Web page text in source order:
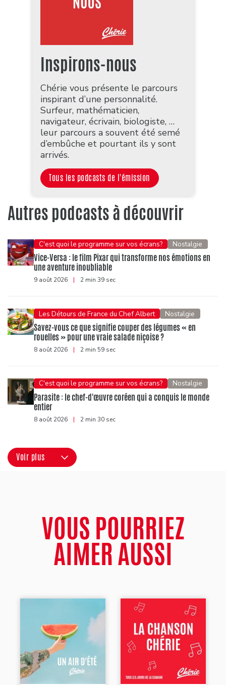
Inspirons-nous
Chérie vous présente le parcours
inspirant d’une personnalité.
Surfeur, mathématicien,
navigateur, écrivain, biologiste, …
leur parcours a souvent été semé
d’embûche et pourtant ils y sont
arrivés.
Tous les podcasts de l'émission
Autres podcasts à découvrir
C'est quoi le programme sur vos écrans? Nostalgie
Vice-Versa : le film Pixar qui transforme nos émotions en
une aventure inoubliable
9 août 2026 | 2 min 39 sec
Les Détours de France du Chef Albert Nostalgie
Savez-vous ce que signifie couper des légumes « en
rouelles » pour une vraie salade niçoise ?
8 août 2026 | 2 min 59 sec
C'est quoi le programme sur vos écrans? Nostalgie
Parasite : le chef-d'œuvre coréen qui a conquis le monde
entier
8 août 2026 | 2 min 30 sec
Voir plus
VOUS POURRIEZ
AIMER AUSSI